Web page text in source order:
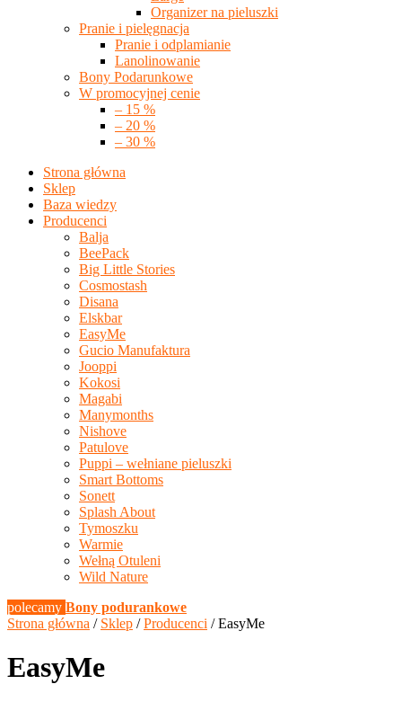
Organizer na pieluszki
Pranie i pielęgnacja
Pranie i odplamianie
Lanolinowanie
Bony Podarunkowe
W promocyjnej cenie
– 15 %
– 20 %
– 30 %
Strona główna
Sklep
Baza wiedzy
Producenci
Balja
BeePack
Big Little Stories
Cosmostash
Disana
Elskbar
EasyMe
Gucio Manufaktura
Jooppi
Kokosi
Magabi
Manymonths
Nishove
Patulove
Puppi – wełniane pieluszki
Smart Bottoms
Sonett
Splash About
Tymoszku
Warmie
Wełną Otuleni
Wild Nature
polecamy Bony podurankowe
Strona główna / Sklep /Producenci / EasyMe
EasyMe